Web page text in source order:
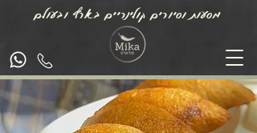
מסעות וסיורים קולינריים בארץ ובעולם